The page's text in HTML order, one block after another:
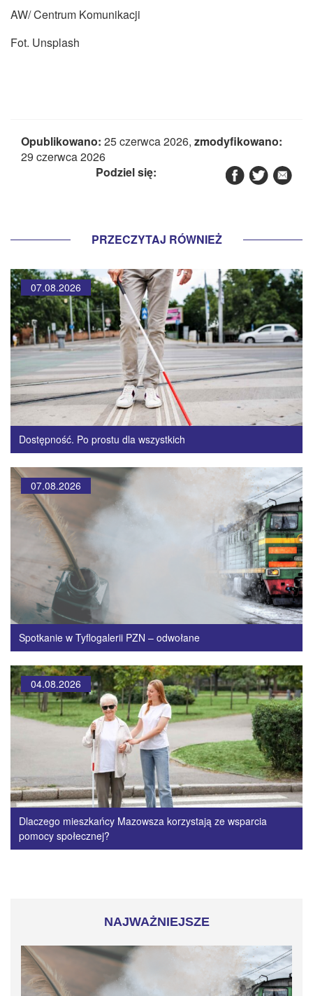
AW/ Centrum Komunikacji
Fot. Unsplash
Opublikowano: 25 czerwca 2026, zmodyfikowano:
29 czerwca 2026
Podziel się:
PRZECZYTAJ RÓWNIEŻ
07.08.2026
Dostępność. Po prostu dla wszystkich
07.08.2026
Spotkanie w Tyflogalerii PZN – odwołane
04.08.2026
Dlaczego mieszkańcy Mazowsza korzystają ze wsparcia
pomocy społecznej?
NAJWAŻNIEJSZE